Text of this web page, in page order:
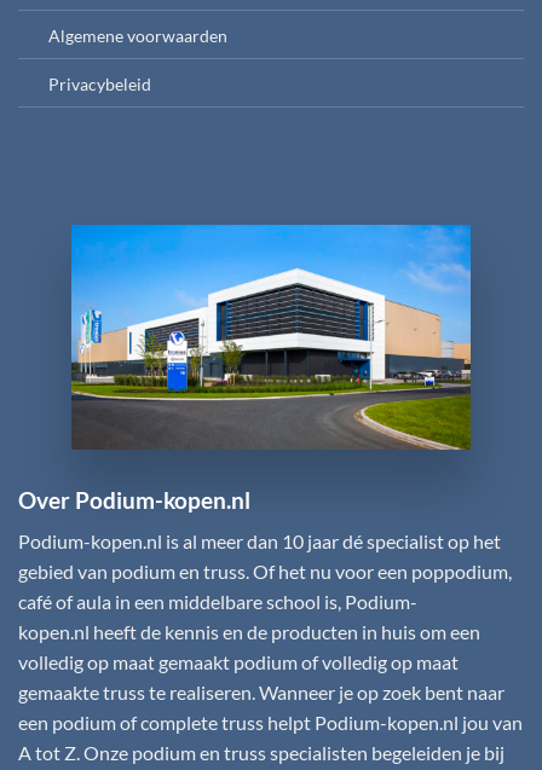
Algemene voorwaarden
Privacybeleid
Over Podium-kopen.nl
Podium-kopen.nl is al meer dan 10 jaar dé specialist op het
gebied van podium en truss. Of het nu voor een poppodium,
café of aula in een middelbare school is, Podium-
kopen.nl heeft de kennis en de producten in huis om een
volledig op maat gemaakt podium of volledig op maat
gemaakte truss te realiseren. Wanneer je op zoek bent naar
een podium of complete truss helpt Podium-kopen.nl jou van
A tot Z. Onze podium en truss specialisten begeleiden je bij